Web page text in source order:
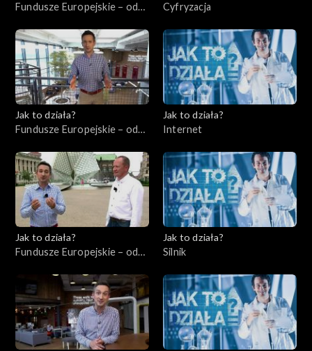
Fundusze Europejskie – odc.
Cyfryzacja
Jak to działa?
Fundusze Europejskie – odc.
Jak to działa?
Internet
Jak to działa?
Fundusze Europejskie – odc.
niepełnosprawnych
Jak to działa?
Silnik